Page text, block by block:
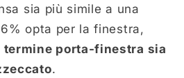
sia più simile a una
opta per la finestra,
termine porta-finestra sia
.